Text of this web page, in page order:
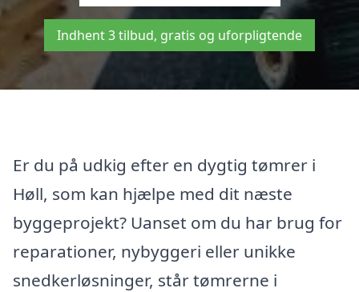
Indhent 3 tilbud, gratis og uforpligtende
Er du på udkig efter en dygtig tømrer i
Høll, som kan hjælpe med dit næste
byggeprojekt? Uanset om du har brug for
reparationer, nybyggeri eller unikke
snedkerløsninger, står tømrerne i